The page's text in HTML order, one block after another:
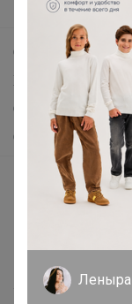
Поддержка альпак
Самое выгодное
Хиты продаж
Самое желанное
Самое быстрое
Начать
Picabox.ru -
Розыгрыш -
Пульс нашего
Укорачиватель
Леныра